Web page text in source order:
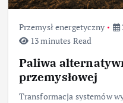
Przemysł energetyczny
13 minutes Read
Paliwa
przemysłowej
Transformacja systemów